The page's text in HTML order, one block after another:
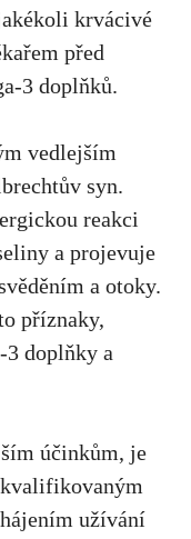
krvácivé​
před
3 doplňků.
​vedlejším
syn.⁣
reakci
‌a projevuje⁤
⁤a otoky.
příznaky,
3 doplňky ⁢a
účinkům, je
užívání